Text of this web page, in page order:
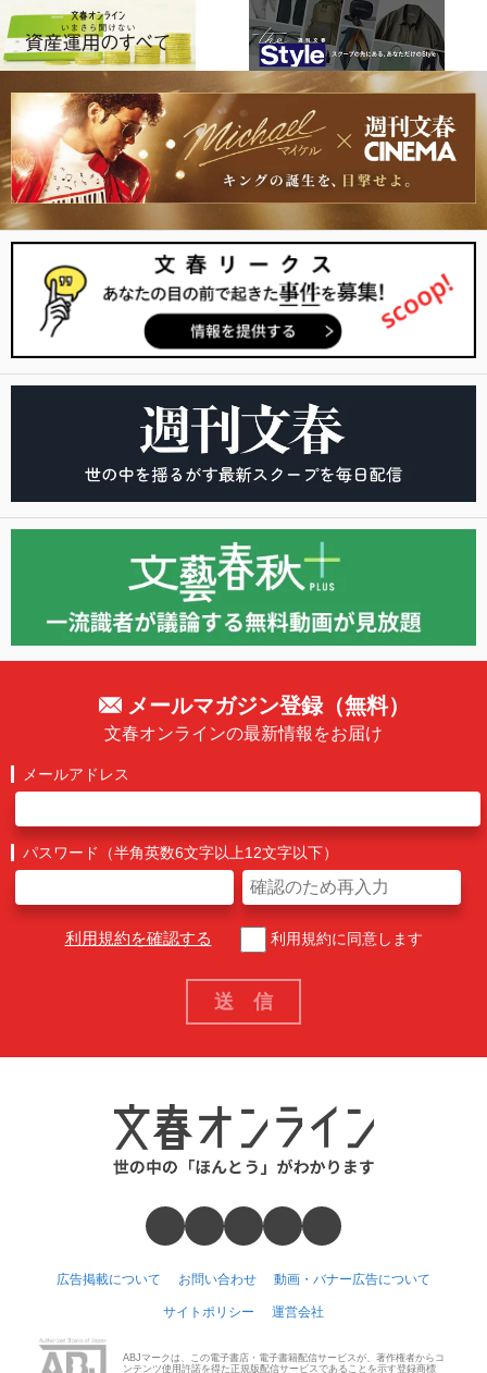
メールマガジン登録（無料）
文春オンラインの最新情報をお届け
メールアドレス
パスワード（半角英数6文字以上12文字以下）
利用規約を確認する 利用規約に同意します
広告掲載について お問い合わせ 動画・バナー広告について
サイトポリシー 運営会社
ABJマークは、この電子書店・電子書籍配信サービスが、著作権者からコ
ンテンツ使用許諾を得た正規版配信サービスであることを示す登録商標